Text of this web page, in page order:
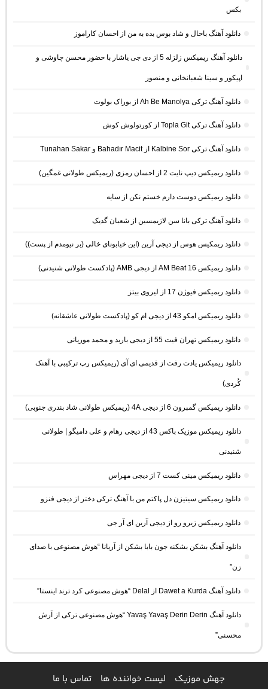
بکس
دانلود آهنگ باحال و شاد بوس بده به من از احسان کاراموز
دانلود آهنگ ریمیکس زلزله 5 از دی جی یاشار با حضور محسن چاوشی و
اپیکور و سینا شعبانخانی و منصور
دانلود آهنگ ترکی Ah Be Manolya از بوراک بولوت
دانلود آهنگ ترکی Topla Git از کورتولوش کوش
دانلود آهنگ ترکی Kalbine Sor از Bahadır Macit و Tunahan Sakar
دانلود ریمیکس دیپ نایت 2 از احسان رمزی (ریمیکس طولانی غمگین)
دانلود ریمیکس دوست دارم خستم نکن از سایه
دانلود آهنگ ترکی بانا سن لازیمسین از شعبان گدیک
دانلود ریمکیس هوس از دیجی آرین (این خیابونای خالی (بر نیومدم از پست))
دانلود ریمیکس AM Beat 16 از دیجی AMB (پادکست طولانی شنیدنی)
دانلود ریمیکس فیوژن 17 از لیروی بیتز
دانلود ریمیکس امکو 43 از دیجی ام کو (پادکست طولانی عاشقانه)
دانلود ریمیکس تهران فیت 55 از دیجی باربد و محمد موریانی
دانلود ریمیکس یادت رفت از قدیمی ای آی (ریمیکس رپ ترکیبی با آهنک
کُردی)
دانلود ریمیکس گمبرون 6 از دیجی 4A (ریمیکس طولانی شاد بندری جنوبی)
دانلود ریمیکس موزیک باکس 43 از دیجی رهام و علی دامیگو | طولانی
شنیدنی
دانلود ریمیکس مینی کست 7 از دیجی مهراس
دانلود ریمیکس سیتیزن دل پاکتم من با آهنگ ترکی دختر از دیجی فنزو
دانلود ریمیکس زیرو رو از دیجی آرین ای آر جی
دانلود آهنگ بشکن بشکنه جون بابا بشکن از آریانا “هوش مصنوعی با صدای
زن”
دانلود آهنگ Dawet a Kurda از Delal “هوش مصنوعی کرد ترند اینستا”
دانلود آهنگ Yavaş Yavaş Derin Derin “هوش مصنوعی ترکی از آرش
محسنی”
جهش موزیک لیست خواننده ها تماس با ما